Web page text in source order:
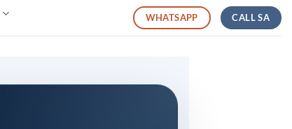
WHATSAPP CALL SA